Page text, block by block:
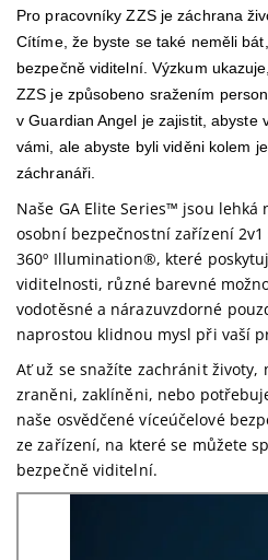
Pro pracovníky ZZS je záchrana
Cítíme, že byste se také neměli
bezpečně viditelní. Výzkum
ZZS je způsobeno sražením
v Guardian Angel je zajistit, abyste
vámi, ale abyste byli viděni kolem
záchranáři.
Naše GA Elite Series™ jsou
osobní bezpečnostní zařízení
360º Illumination®, které
viditelnosti, různé barevné
vodotěsné a nárazuvzdorné
naprostou klidnou mysl při vaší
Ať už se snažíte zachránit životy,
zraněni, zaklíněni, nebo
naše osvědčené víceúčelové
ze zařízení, na které se můžete
bezpečně viditelní.